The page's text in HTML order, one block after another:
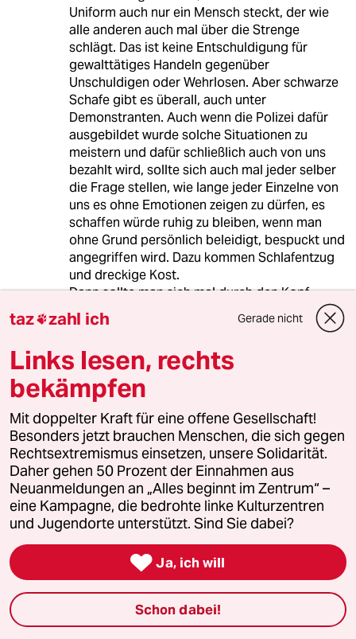
Uniform auch nur ein Mensch steckt, der wie
alle anderen auch mal über die Strenge
schlägt. Das ist keine Entschuldigung für
gewalttätiges Handeln gegenüber
Unschuldigen oder Wehrlosen. Aber schwarze
Schafe gibt es überall, auch unter
Demonstranten. Auch wenn die Polizei dafür
ausgebildet wurde solche Situationen zu
meistern und dafür schließlich auch von uns
bezahlt wird, sollte sich auch mal jeder selber
die Frage stellen, wie lange jeder Einzelne von
uns es ohne Emotionen zeigen zu dürfen, es
schaffen würde ruhig zu bleiben, wenn man
ohne Grund persönlich beleidigt, bespuckt und
angegriffen wird. Dazu kommen Schlafentzug
und dreckige Kost.
Dann sollte man sich mal durch den Kopf
gehen lassen, wie unser Land darstehen würde,
wenn es keine Polizei geben würde. Wäre das
verlaufen?
Sicherlich gibt es zahlreiche Kritikpunkte, u.a.,
dass die Polizisten eindeutig identifizierbar
sein müssen und Jungspunde von der
Polizeischule erst gar nicht auf solche Demos
geschickt werden und wenn es zu
Konfliktsituationen kommt, dass diese geklärt
werden und zwar so, wie das deutsche
Rechtssystem es vorsieht: Alle sind vor dem
Gesetz gleich. Auch Polizisten.
SR S. Ripp
@atypixx
taz zahl ich Gerade nicht
Links lesen, rechts
bekämpfen
Mit doppelter Kraft für eine offene Gesellschaft!
Besonders jetzt brauchen Menschen, die sich gegen
Rechtsextremismus einsetzen, unsere Solidarität.
Daher gehen 50 Prozent der Einnahmen aus
Neuanmeldungen an „Alles beginnt im Zentrum“ –
eine Kampagne, die bedrohte linke Kulturzentren
und Jugendorte unterstützt. Sind Sie dabei?
 Ja, ich will
Schon dabei!